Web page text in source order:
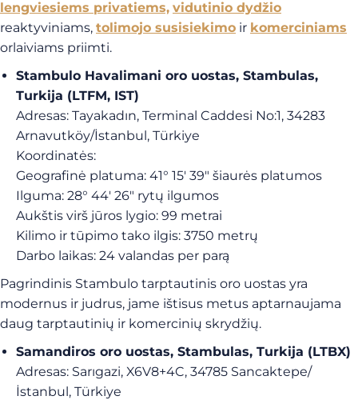
lengviesiems privatiems, vidutinio dydžio
reaktyviniams, tolimojo susisiekimo ir komerciniams
orlaiviams priimti.
Stambulo Havalimani oro uostas, Stambulas,
Turkija (LTFM, IST)
Adresas: Tayakadın, Terminal Caddesi No:1, 34283
Arnavutköy/İstanbul, Türkiye
Koordinatės:
Geografinė platuma: 41° 15′ 39″ šiaurės platumos
Ilguma: 28° 44′ 26″ rytų ilgumos
Aukštis virš jūros lygio: 99 metrai
Kilimo ir tūpimo tako ilgis: 3750 metrų
Darbo laikas: 24 valandas per parą
Pagrindinis Stambulo tarptautinis oro uostas yra
modernus ir judrus, jame ištisus metus aptarnaujama
daug tarptautinių ir komercinių skrydžių.
Samandiros oro uostas, Stambulas, Turkija (LTBX)
Adresas: Sarıgazi, X6V8+4C, 34785 Sancaktepe/
İstanbul, Türkiye